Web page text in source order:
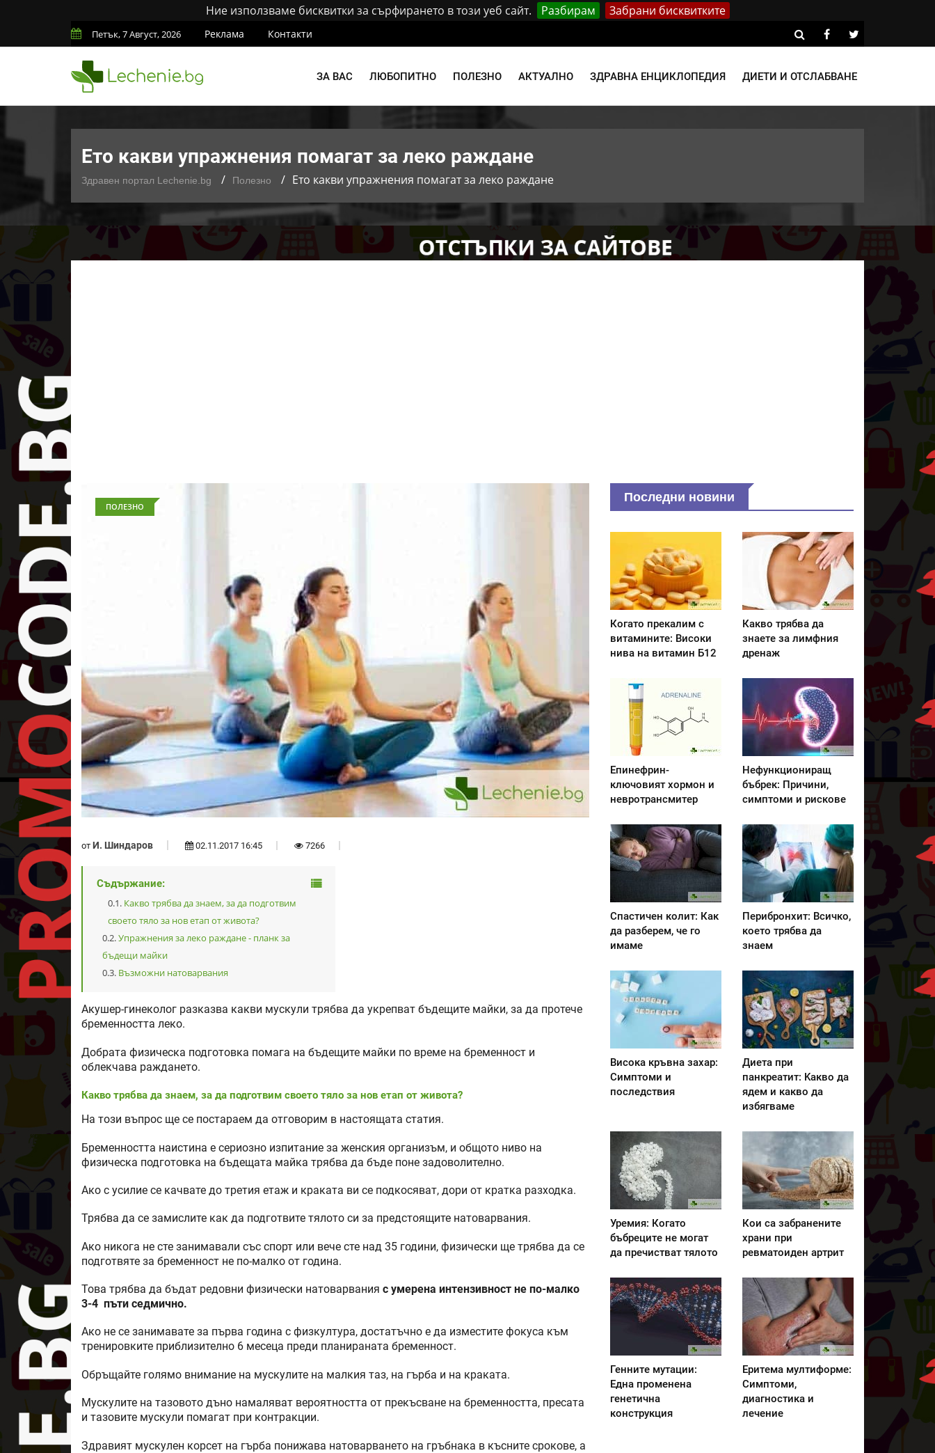
Ние използваме бисквитки за сърфирането в този уеб сайт. Разбирам Забрани бисквитките
Петък, 7 Август, 2026 Реклама Контакти
ЗА ВАС ЛЮБОПИТНО ПОЛЕЗНО АКТУАЛНО ЗДРАВНА ЕНЦИКЛОПЕДИЯ ДИЕТИ И ОТСЛАБВАНЕ
Ето какви упражнения помагат за леко раждане
Здравен портал Lechenie.bg Полезно Ето какви упражнения помагат за леко раждане
ПОЛЕЗНО
от И. Шиндаров 02.11.2017 16:45 7266
Съдържание:
Какво трябва да знаем, за да подготвим
своето тяло за нов етап от живота?
Упражнения за леко раждане - планк за
бъдещи майки
Възможни натоварвания
Акушер-гинеколог разказва какви мускули трябва да укрепват бъдещите майки, за да протече
бременността леко.
Добрата физическа подготовка помага на бъдещите майки по време на бременност и
облекчава раждането.
Какво трябва да знаем, за да подготвим своето тяло за нов етап от живота?
На този въпрос ще се постараем да отговорим в настоящата статия.
Бременността наистина е сериозно изпитание за женския организъм, и общото ниво на
физическа подготовка на бъдещата майка трябва да бъде поне задоволително.
Ако с усилие се качвате до третия етаж и краката ви се подкосяват, дори от кратка разходка.
Трябва да се замислите как да подготвите тялото си за предстоящите натоварвания.
Ако никога не сте занимавали със спорт или вече сте над 35 години, физически ще трябва да се
подготвяте за бременност не по-малко от година.
Това трябва да бъдат редовни физически натоварвания с умерена интензивност не по-малко
3-4 пъти седмично.
Ако не се занимавате за първа година с физкултура, достатъчно е да изместите фокуса към
тренировките приблизително 6 месеца преди планираната бременност.
Обръщайте голямо внимание на мускулите на малкия таз, на гърба и на краката.
Мускулите на тазовото дъно намаляват вероятността от прекъсване на бременността, пресата
и тазовите мускули помагат при контракции.
Здравият мускулен корсет на гърба понижава натоварването на гръбнака в късните срокове, а
Последни новини
Когато прекалим с
витамините: Високи
нива на витамин Б12
Какво трябва да
знаете за лимфния
дренаж
Епинефрин-
ключовият хормон и
невротрансмитер
Нефункциониращ
бъбрек: Причини,
симптоми и рискове
Спастичен колит: Как
да разберем, че го
имаме
Перибронхит: Всичко,
което трябва да
знаем
Висока кръвна захар:
Симптоми и
последствия
Диета при
панкреатит: Kакво да
ядем и какво да
избягваме
Уремия: Когато
бъбреците не могат
да пречистват тялото
Кои са забранените
храни при
ревматоиден артрит
Генните мутации:
Една променена
генетична
конструкция
Еритема мултиформе:
Симптоми,
диагностика и
лечение